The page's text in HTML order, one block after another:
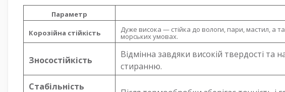
Параметр
Корозійна стійкість Дуже висока — стійка до вологи, пари, мастил, а
морських умовах.
Зносостійкість
Відмінна завдяки високій твердості та
стиранню.
Стабільність